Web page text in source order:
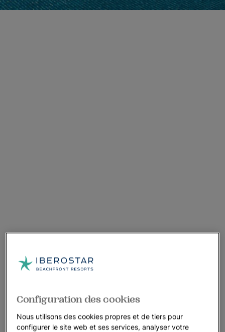
Configuration des cookies
Nous utilisons des cookies propres et de tiers pour
configurer le site web et ses services, analyser votre